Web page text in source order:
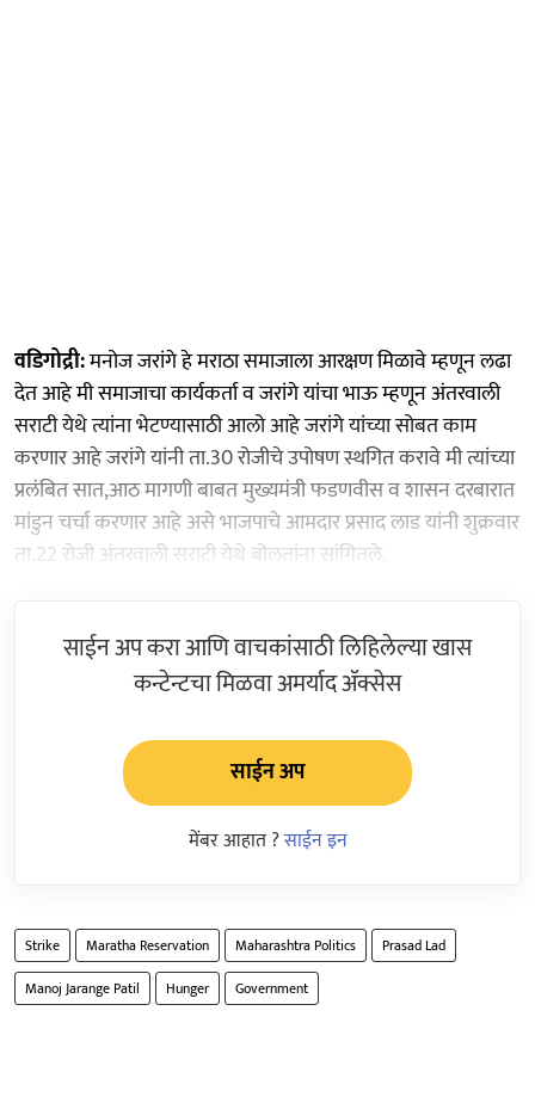
वडिगोद्री:मनोज जरांगे हे मराठा समाजाला आरक्षण मिळावे म्हणून लढा
देत आहे मी समाजाचा कार्यकर्ता व जरांगे यांचा भाऊ म्हणून अंतरवाली
सराटी येथे त्यांना भेटण्यासाठी आलो आहे जरांगे यांच्या सोबत काम
करणार आहे जरांगे यांनी ता.30 रोजीचे उपोषण स्थगित करावे मी त्यांच्या
प्रलंबित सात,आठ मागणी बाबत मुख्यमंत्री फडणवीस व शासन दरबारात
मांडुन चर्चा करणार आहे असे भाजपाचे आमदार प्रसाद लाड यांनी शुक्रवार
ता.22 रोजी अंतरवाली सराटी येथे बोलतांना सांगितले.
साईन अप करा आणि वाचकांसाठी लिहिलेल्या खास
कन्टेन्टचा मिळवा अमर्याद ॲक्सेस
साईन अप
मेंबर आहात ?साईन इन
Strike Maratha Reservation Maharashtra Politics
Prasad Lad
Manoj Jarange Patil
Hunger Government